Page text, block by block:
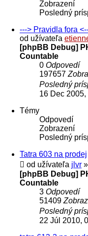
Zobrazení
Posledný
---> Pravidla fora
od užívateľa
[phpBB Debug]
Countable
0 Odpovedí
197657
Posledný
16 Dec 2005,
Témy
Odpovedí
Zobrazení
Posledný
Tatra 603 na prodej
od užívateľa jlvr
[phpBB Debug]
Countable
3 Odpovedí
51409
Posledný
22 Júl 2010,